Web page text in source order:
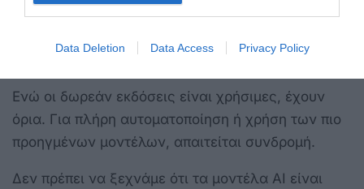
Data Deletion Data Access Privacy Policy
παρέμβαση , ενώ η λειτουργικότητα και των δύο
εργαλείων εξαρτάται από τη συνεχή σύνδεση στο
Ενώ οι δωρεάν εκδόσεις είναι χρήσιμες, έχουν
όρια. Για πλήρη αυτοματοποίηση ή χρήση των πιο
προηγμένων μοντέλων, απαιτείται συνδρομή.
Δεν πρέπει να ξεχνάμε ότι τα μοντέλα AI είναι